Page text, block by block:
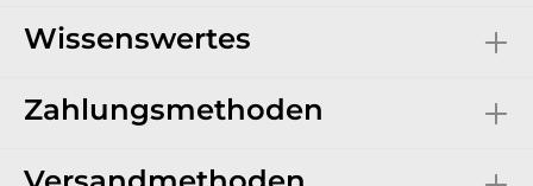
Wissenswertes
Zahlungsmethoden